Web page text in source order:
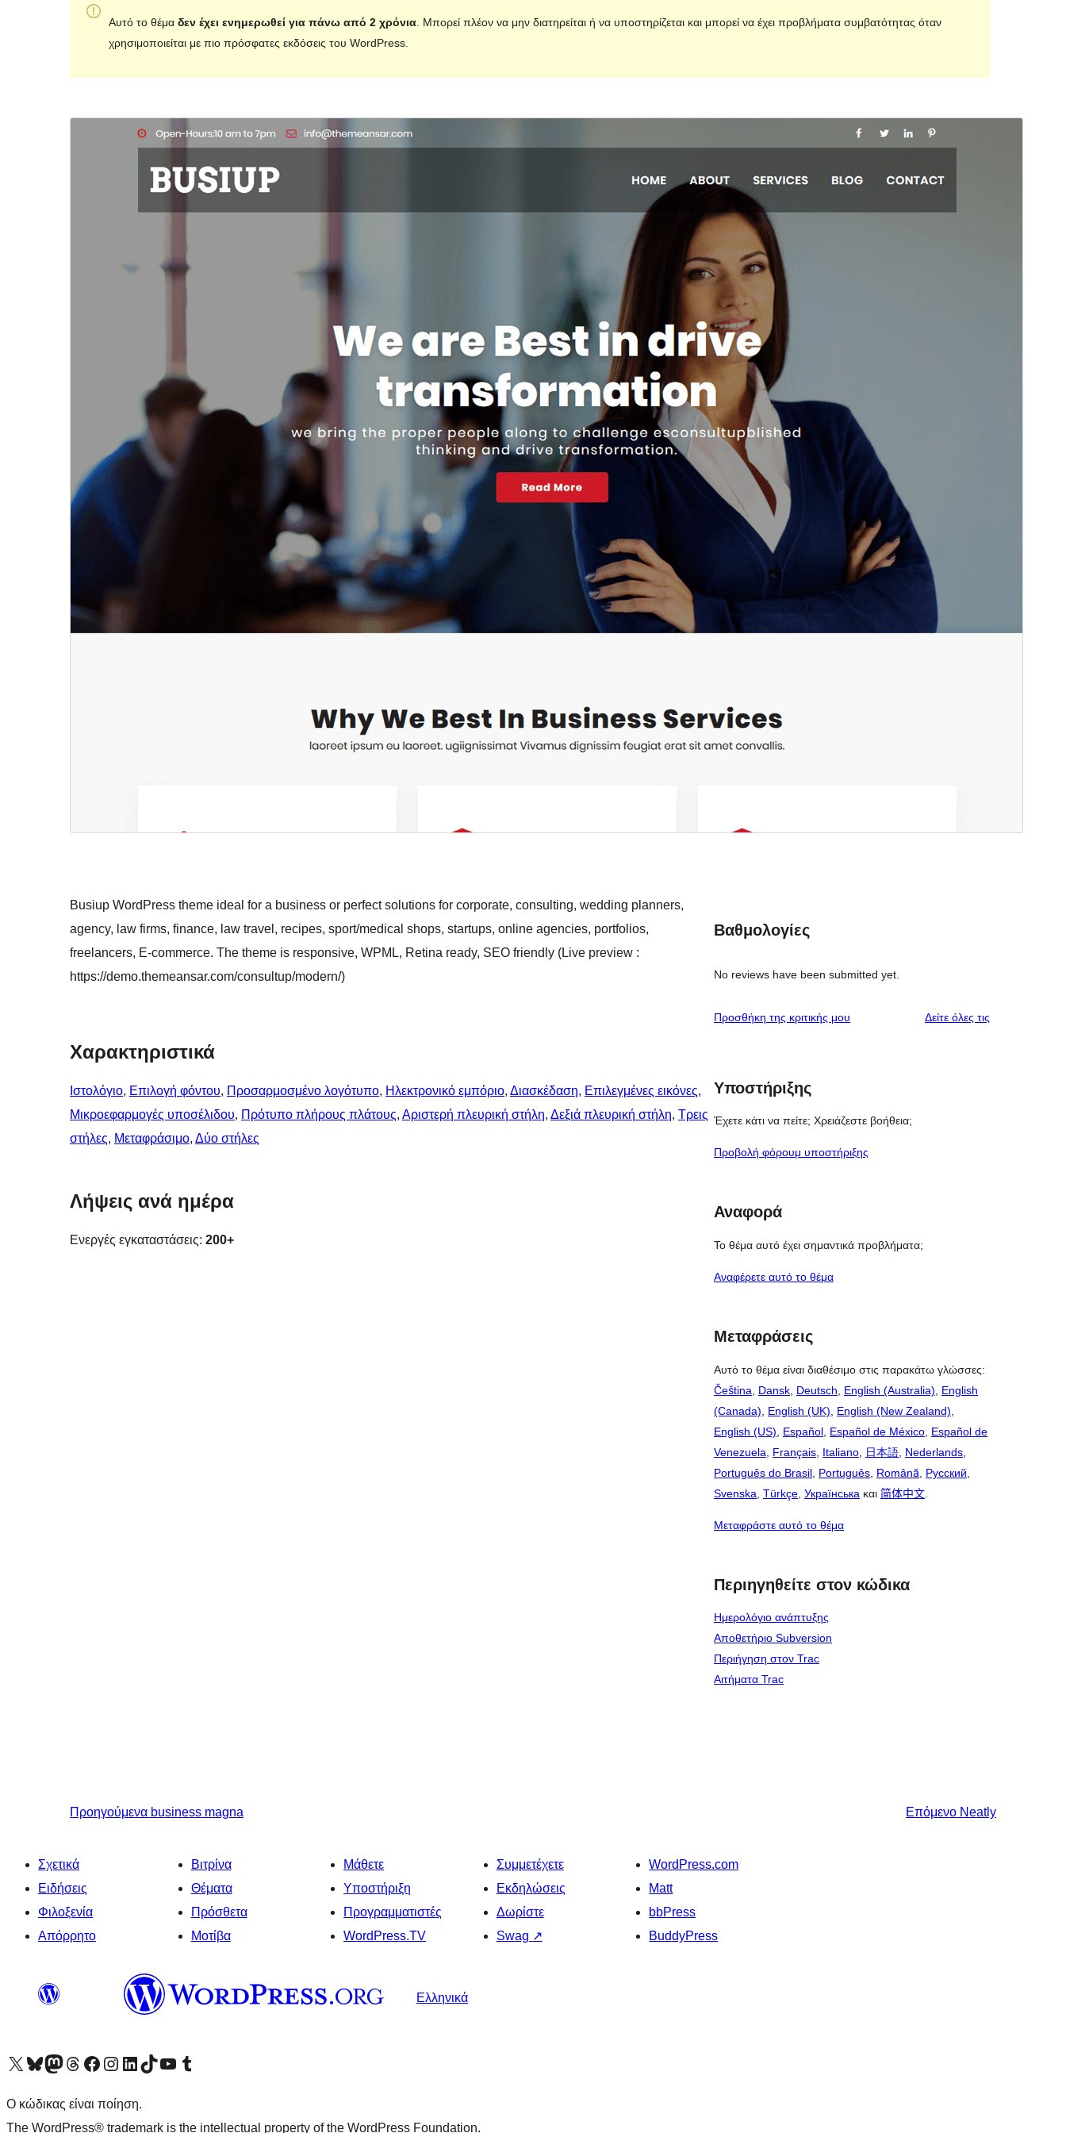
Αυτό το θέμα δεν έχει ενημερωθεί για πάνω από 2 χρόνια. Μπορεί πλέον να μην διατηρείται ή να υποστηρίζεται και μπορεί να έχει προβλήματα συμβατότητας όταν
χρησιμοποιείται με πιο πρόσφατες εκδόσεις του WordPress.
Αυτό είναι ένα θυγατρικό θέμα τουConsultup
Έκδοση
Τελευταία ενημέρωση
Ενεργές εγκαταστάσεις
Αρχική σελίδα θέματος
Busiup WordPress theme ideal for a business or perfect solutions for corporate, consulting, wedding planners,
agency, law firms, finance, law travel, recipes, sport/medical shops, startups, online agencies, portfolios,
freelancers, E-commerce. The theme is responsive, WPML, Retina ready, SEO friendly (Live preview :
https://demo.themeansar.com/consultup/modern/)
Χαρακτηριστικά
Ιστολόγιο, Επιλογή φόντου, Προσαρμοσμένο λογότυπο, Ηλεκτρονικό εμπόριο, Διασκέδαση, Επιλεγμένες εικόνες
Μικροεφαρμογές υποσέλιδου, Πρότυπο πλήρους πλάτους, Αριστερή πλευρική στήλη, Δεξιά πλευρική στήλη, Τρεις
στήλες, Μεταφράσιμο, Δύο στήλες
Λήψεις ανά ημέρα
Ενεργές εγκαταστάσεις: 200+
Βαθμολογίες
No reviews have been submitted yet.
Προσθήκη της κριτικής μου Δείτε όλες τις
Υποστήριξης
Έχετε κάτι να πείτε; Χρειάζεστε βοήθεια;
Προβολή φόρουμ υποστήριξης
Αναφορά
Το θέμα αυτό έχει σημαντικά προβλήματα;
Αναφέρετε αυτό το θέμα
Μεταφράσεις
Αυτό το θέμα είναι διαθέσιμο στις παρακάτω γλώσσες:
Čeština
Dansk Deutsch English (Australia)
English
(Canada)
English (UK) English (New Zealand)
English (US)
Español Español de México Español de
Venezuela
Français Italiano 日本語 Nederlands
Português do Brasil Português Română Русский
Svenska Türkçe Українська και 简体中文
Μεταφράστε αυτό το θέμα
Περιηγηθείτε στον κώδικα
Ημερολόγιο ανάπτυξης
Αποθετήριο Subversion
Περιήγηση στον Trac
Αιτήματα Trac
Προηγούμενα business magna Επόμενο Neatly
Σχετικά
Ειδήσεις
Φιλοξενία
Απόρρητο
Βιτρίνα
Θέματα
Πρόσθετα
Μοτίβα
Μάθετε
Υποστήριξη
Προγραμματιστές
WordPress.TV
Συμμετέχετε
Εκδηλώσεις
Δωρίστε
Swag ↗
WordPress.com
Matt
bbPress
BuddyPress
Ελληνικά
Visit our X (formerly Twitter) account
Visit our Bluesky account
Επισκεφθείτε τον λογαριασμό μας στο Mastodon
Visit our Threads account
Επισκεφτείτε τη σελίδα μας στο Facebook
Επισκεφθείτε τον λογαριασμό μας Instagram
Επισκεφθείτε τον λογαριασμό μας LinkedIn
Visit our TikTok account
Visit our YouTube channel
Visit our Tumblr account
Ο κώδικας είναι ποίηση.
The WordPress® trademark is the intellectual property of the WordPress Foundation.